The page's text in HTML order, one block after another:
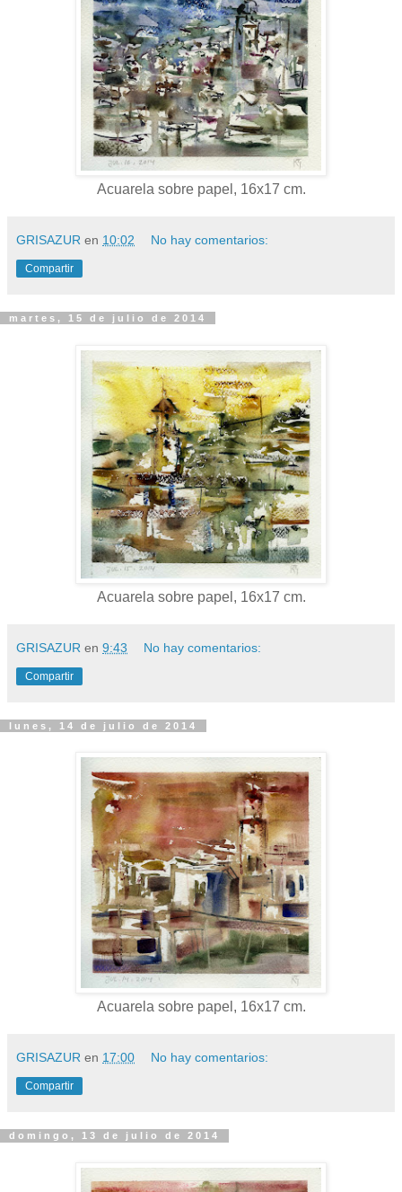
Acuarela sobre papel, 16x17 cm.
GRISAZUR en 10:02 No hay comentarios:
Compartir
martes, 15 de julio de 2014
Acuarela sobre papel, 16x17 cm.
GRISAZUR en 9:43 No hay comentarios:
Compartir
lunes, 14 de julio de 2014
Acuarela sobre papel, 16x17 cm.
GRISAZUR en 17:00 No hay comentarios:
Compartir
domingo, 13 de julio de 2014